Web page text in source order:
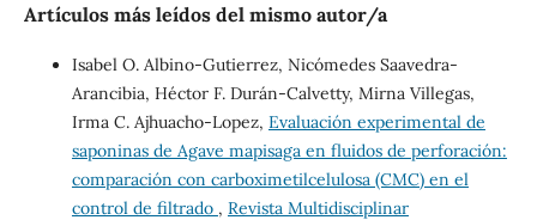
Artículos más leídos del mismo autor/a
Isabel O. Albino-Gutierrez, Nicómedes Saavedra-
Arancibia, Héctor F. Durán-Calvetty, Mirna Villegas,
Irma C. Ajhuacho-Lopez, Evaluación experimental de
saponinas de Agave mapisaga en fluidos de perforación:
comparación con carboximetilcelulosa (CMC) en el
control de filtrado , Revista Multidisciplinar